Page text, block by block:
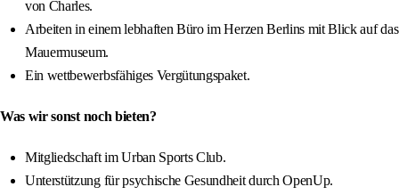
von Charles.
Arbeiten in einem lebhaften Büro im Herzen Berlins mit Blick auf das
Mauermuseum.
Ein wettbewerbsfähiges Vergütungspaket.
Was wir sonst noch bieten?
Mitgliedschaft im Urban Sports Club.
Unterstützung für psychische Gesundheit durch OpenUp.